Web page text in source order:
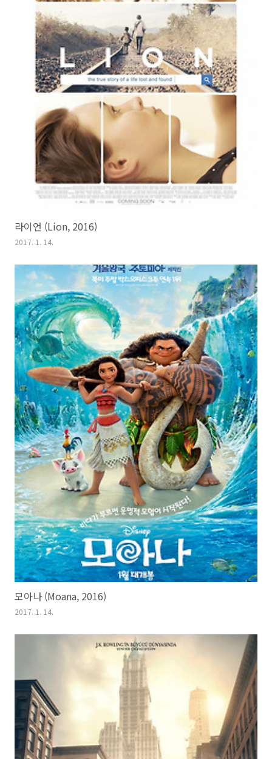
라이언 (Lion, 2016)
2017. 1. 14.
모아나 (Moana, 2016)
2017. 1. 14.